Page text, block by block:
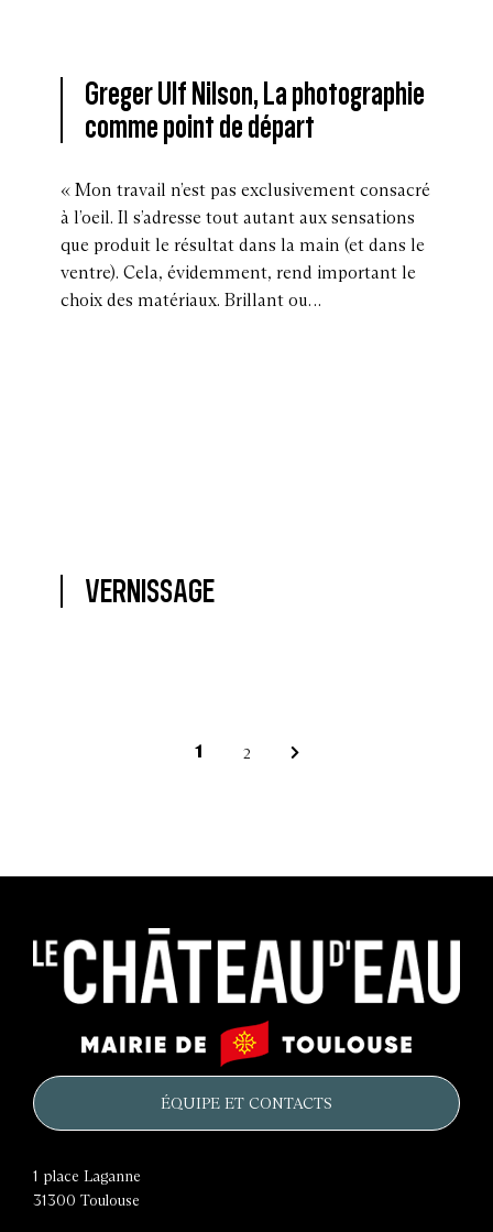
Greger Ulf Nilson, La photographie
comme point de départ
« Mon travail n’est pas exclusivement consacré
à l’oeil. Il s’adresse tout autant aux sensations
que produit le résultat dans la main (et dans le
ventre). Cela, évidemment, rend important le
choix des matériaux. Brillant ou…
VERNISSAGE
p
i
n
a
t
i
o
n
Page
1 Page
2
Page
château
d'eau
Mairie
de
ÉQUIPE ET CONTACTS
1 place Laganne
31300 Toulouse